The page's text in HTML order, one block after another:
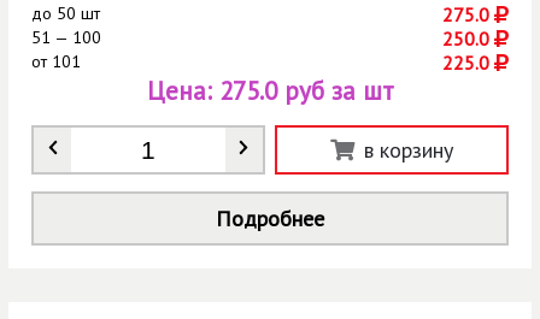
до 50 шт 275.0
51 — 100 250.0
от101 225.0
Количество
Цена: 275.0 руб за шт
в корзину
Подробнее